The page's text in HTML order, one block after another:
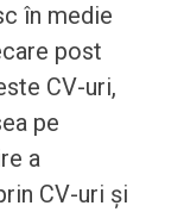
în medie
post
CV-uri,
pe
a
CV-uri și